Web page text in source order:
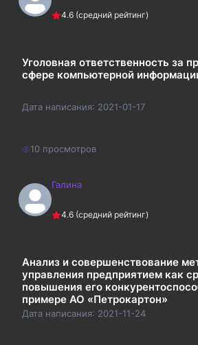
4.6 (средний рейтинг)
Уголовная ответственность за
сфере компьютерной
Дата написания: 2021-01-17
10 просмотров
600 ₽Галина
4.6 (средний рейтинг)
Анализ и совершенствование
управления предприятием как средство
повышения его
примере АО «Петрокартон»
Дата написания: 2021-11-24